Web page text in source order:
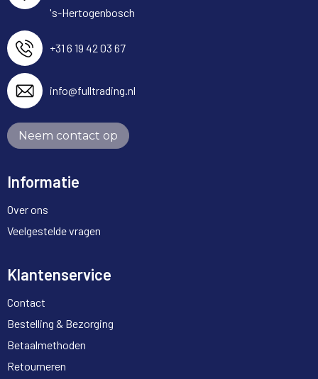
's-Hertogenbosch
+31 6 19 42 03 67
info@fulltrading.nl
Neem contact op
Informatie
Over ons
Veelgestelde vragen
Klantenservice
Contact
Bestelling & Bezorging
Betaalmethoden
Retourneren